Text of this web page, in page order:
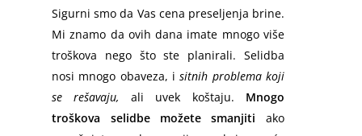
Sigurni smo da Vas cena preseljenja brine.
Mi znamo da ovih dana imate mnogo više
troškova nego što ste planirali. Selidba
nosi mnogo obaveza, isitnih problema koji
se rešavaju, ali uvek koštaju. Mnogo
troškova selidbe možete smanjiti ako
Čišćenje Podruma
Hanover – Beograd
Keln – Beograd
Nirnberg – Beograd
Prevoz Beč
Vršac
Subotica